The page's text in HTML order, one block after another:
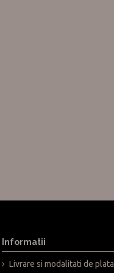
Informatii
Livrare si modalitati de plata